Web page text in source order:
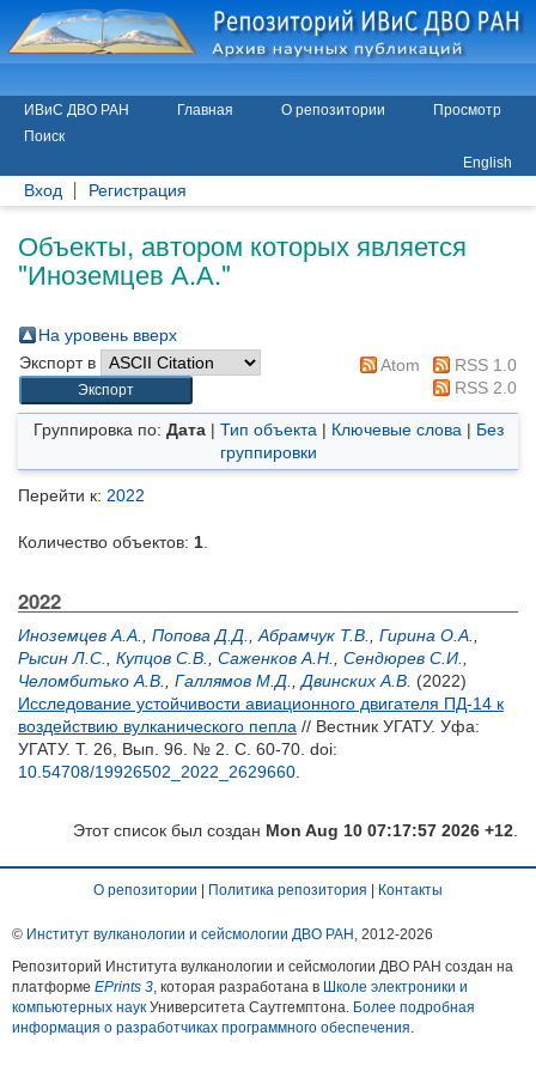
ИВиС ДВО РАН Главная О репозитории
Просмотр
Поиск
English
Вход Регистрация
Объекты, автором которых является
"Иноземцев А.А."
На уровень вверх
Экспорт в
Atom
RSS 1.0
RSS 2.0
Группировка по: Дата| Тип объекта | Ключевые слова | Без
группировки
Перейти к: 2022
Количество объектов: 1
2022
Иноземцев А.А. Попова Д.Д. Абрамчук Т.В. Гирина О.А.
Рысин Л.С.
Купцов С.В. Саженков А.Н. Сендюрев С.И.
Челомбитько А.В.
Галлямов М.Д. Двинских А.В. (2022)
Исследование устойчивости авиационного двигателя ПД-14 к
воздействию вулканического пепла // Вестник УГАТУ. Уфа:
УГАТУ. Т. 26, Вып. 96. № 2. С. 60-70. doi:
10.54708/19926502_2022_2629660
Этот список был создан Mon Aug 10 07:17:57 2026 +12
О репозитории Политика репозитория Контакты
© Институт вулканологии и сейсмологии ДВО РАН , 2012-2026
Репозиторий Института вулканологии и сейсмологии ДВО РАН создан на
платформе EPrints 3, которая разработана в Школе электроники и
компьютерных наук Университета Саутгемптона. Более подробная
информация о разработчиках программного обеспечения.